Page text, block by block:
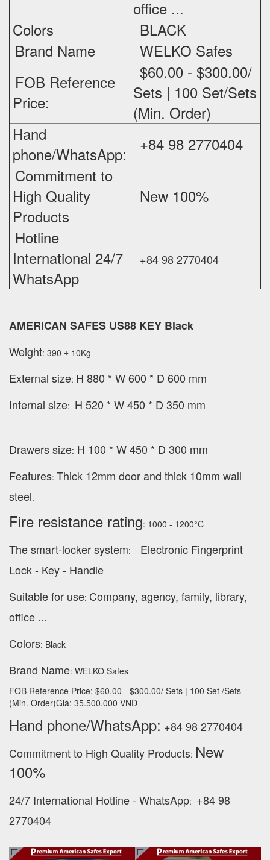
office ...
Colors
BLACK
Brand Name
WELKO Safes
FOB Reference
Price:
$60.00 - $300.00/
Sets | 100 Set/Sets
(Min. Order)
Hand
phone/WhatsApp:
+84 98 2770404
Commitment to
High Quality
Products
New 100%
Hotline
International 24/7
WhatsApp
+84 98 2770404
AMERICAN SAFES US88 KEY Black
Weight: 390 ± 10Kg
External size: H 880 * W 600 * D 600 mm
Internal size: H 520 * W 450 * D 350 mm
Drawers size: H 100 * W 450 * D 300 mm
Features: Thick 12mm door and thick 10mm wall
steel.
Fire resistance rating: 1000 - 1200°C
The smart-locker system:
Electronic Fingerprint
Lock - Key - Handle
Suitable for use: Company, agency, family, library,
office ...
Colors: Black
Brand Name: WELKO Safes
FOB Reference Price: $60.00 - $300.00/ Sets | 100 Set /Sets
(Min. Order)Giá: 35.500.000 VNĐ
Hand phone/WhatsApp: +84 98 2770404
Commitment to High Quality Products: New
100% ‪
24/7 International Hotline - WhatsApp: +84 98
2770404